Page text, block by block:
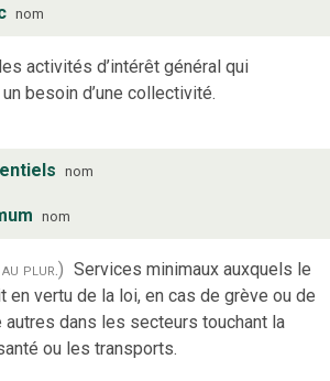
nom
activités d’intérêt général qui
besoin d’une collectivité.
nom
nom
plur.) Services minimaux auxquels le
en vertu de la loi, en cas de grève ou de
autres dans les secteurs touchant la
ou les transports.